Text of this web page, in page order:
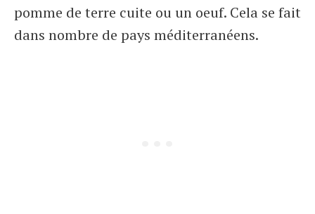
pomme de terre cuite ou un oeuf. Cela se fait
dans nombre de pays méditerranéens.